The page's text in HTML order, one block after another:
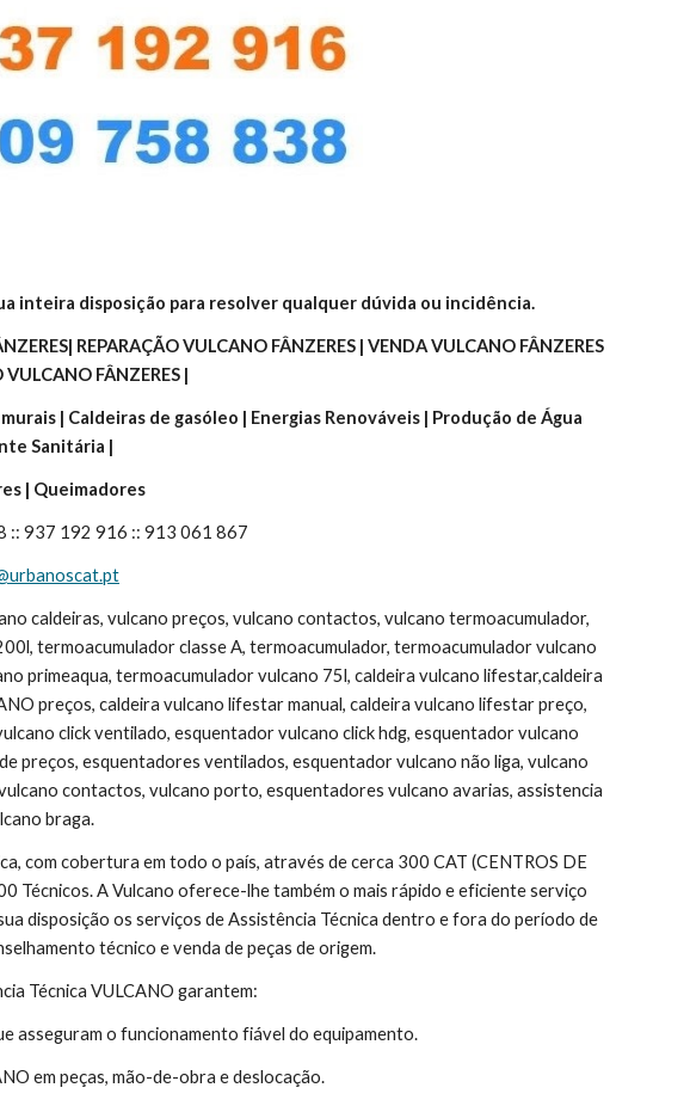
inteira disposição para resolver qualquer dúvida ou incidência.
REPARAÇÃO VULCANO FÂNZERES | VENDA VULCANO FÂNZERES
FÂNZERES |
| Caldeiras de gasóleo | Energias Renováveis | Produção de Água
Sanitária |
| Queimadores
:: 937 192 916 :: 913 061 867
caldeiras, vulcano preços, vulcano contactos, vulcano termoacumulador,
termoacumulador classe A, termoacumulador, termoacumulador vulcano
primeaqua, termoacumulador vulcano 75l, caldeira vulcano lifestar,caldeira
preços, caldeira vulcano lifestar manual, caldeira vulcano lifestar preço,
click ventilado, esquentador vulcano click hdg, esquentador vulcano
preços, esquentadores ventilados, esquentador vulcano não liga, vulcano
contactos, vulcano porto, esquentadores vulcano avarias, assistencia
braga.
com cobertura em todo o país, através de cerca 300 CAT (CENTROS DE
Técnicos. A Vulcano oferece-lhe também o mais rápido e eficiente serviço
disposição os serviços de Assistência Técnica dentro e fora do período de
técnico e venda de peças de origem.
Técnica VULCANO garantem:
asseguram o funcionamento fiável do equipamento.
em peças, mão-de-obra e deslocação.